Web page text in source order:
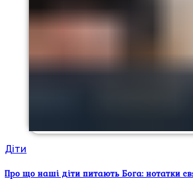
Діти
Про що наші діти питають Бога: нотатки